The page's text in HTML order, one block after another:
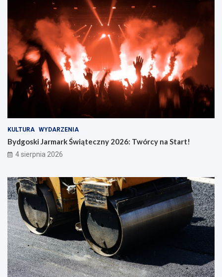
KULTURA WYDARZENIA
Bydgoski Jarmark Świąteczny 2026: Twórcy na Start!
4 sierpnia 2026